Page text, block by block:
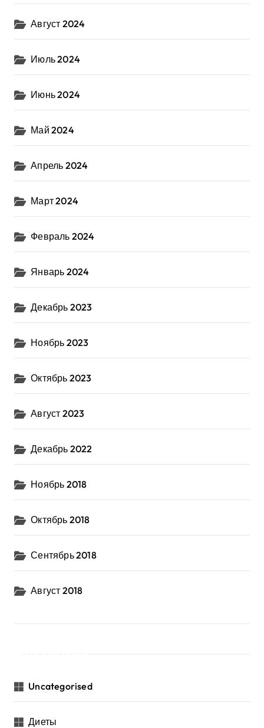
Август 2024
Июль 2024
Июнь 2024
Май 2024
Апрель 2024
Март 2024
Февраль 2024
Январь 2024
Декабрь 2023
Ноябрь 2023
Октябрь 2023
Август 2023
Декабрь 2022
Ноябрь 2018
Октябрь 2018
Сентябрь 2018
Август 2018
Uncategorised
Диеты